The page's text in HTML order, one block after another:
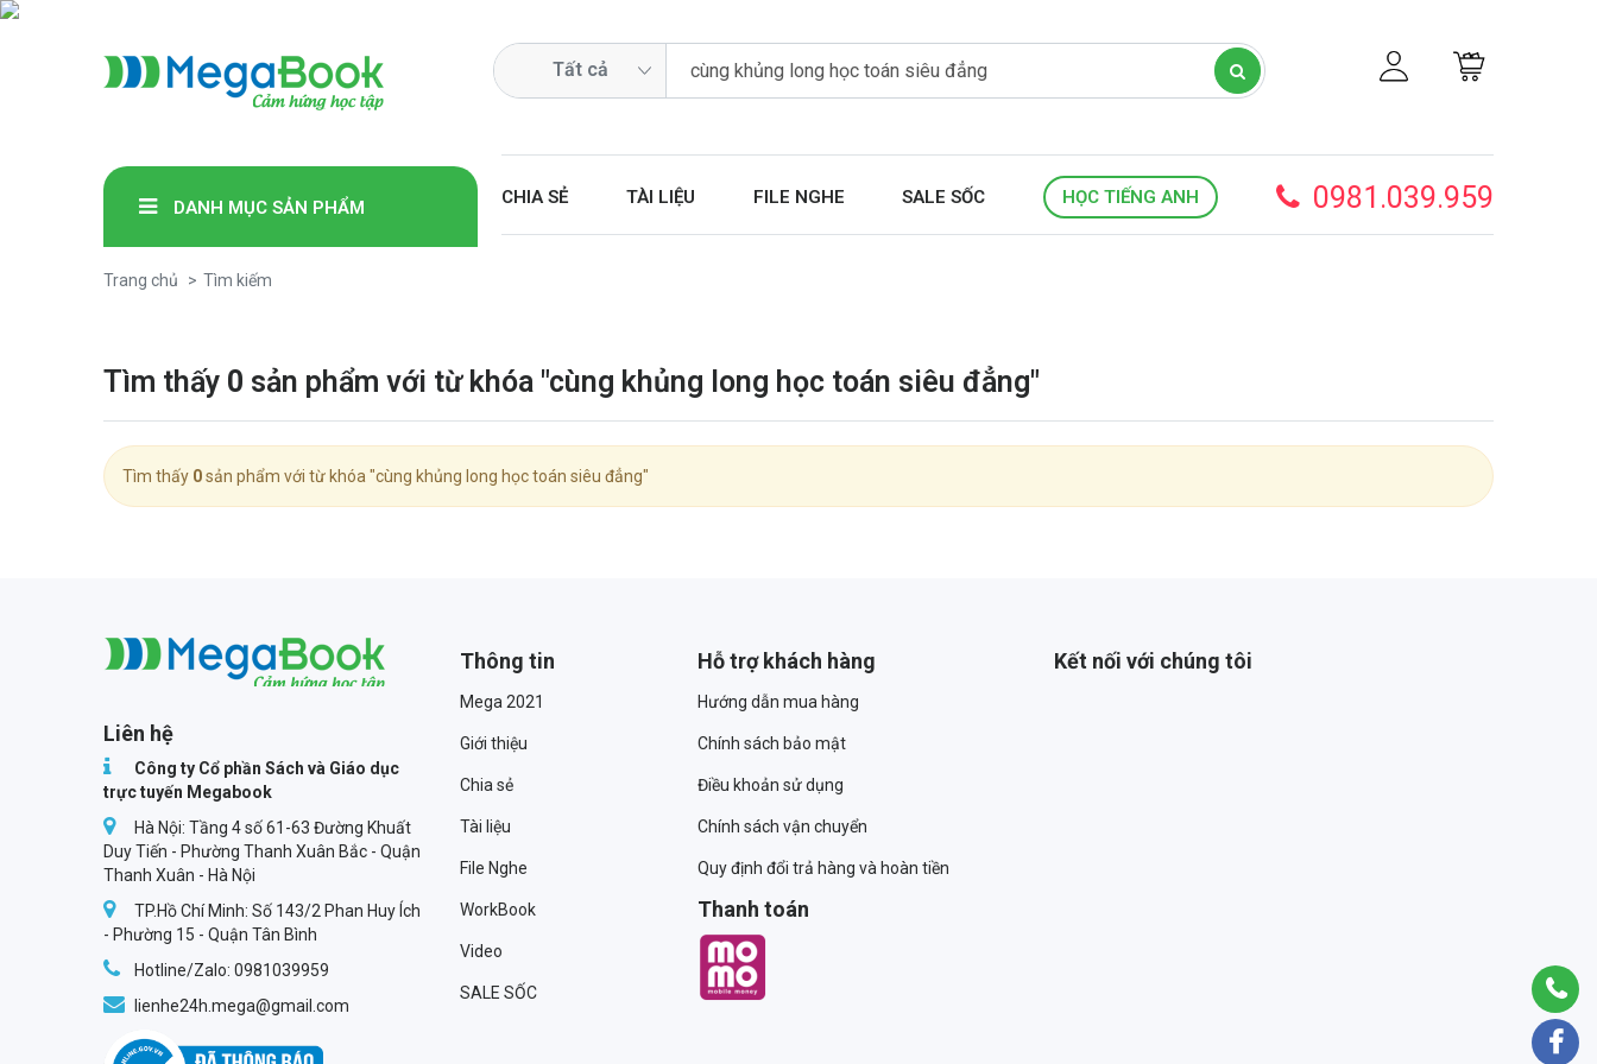
DANH MỤC SẢN PHẨM CHIA SẺ TÀI LIỆU FILE NGHE SALE SỐC HỌC TIẾNG ANH 0981.039.959
Trang chủ Tìm kiếm
Tìm thấy 0 sản phẩm với từ khóa "cùng khủng long học toán siêu đẳng"
Tìm thấy 0sản phẩm với từ khóa "cùng khủng long học toán siêu đẳng"
Liên hệ
Công ty Cổ phần Sách và Giáo dục
trực tuyến Megabook
Hà Nội: Tầng 4 số 61-63 Đường Khuất
Duy Tiến - Phường Thanh Xuân Bắc - Quận
Thanh Xuân - Hà Nội
TP.Hồ Chí Minh: Số 143/2 Phan Huy Ích
- Phường 15 - Quận Tân Bình
Hotline/Zalo: 0981039959
lienhe24h.mega@gmail.com
Thông tin
Mega 2021
Giới thiệu
Chia sẻ
Tài liệu
File Nghe
WorkBook
Video
SALE SỐC
Hỗ trợ khách hàng
Hướng dẫn mua hàng
Chính sách bảo mật
Điều khoản sử dụng
Chính sách vận chuyển
Quy định đổi trả hàng và hoàn tiền
Thanh toán
Kết nối với chúng tôi